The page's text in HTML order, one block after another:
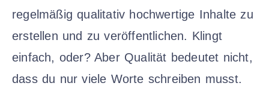
regelmäßig qualitativ hochwertige Inhalte zu
erstellen und zu veröffentlichen. Klingt
einfach, oder? Aber Qualität bedeutet nicht,
dass du nur viele Worte schreiben musst.